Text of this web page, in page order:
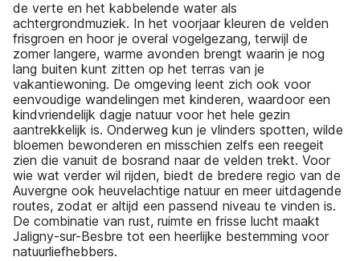
de verte en het kabbelende water als
achtergrondmuziek. In het voorjaar kleuren de velden
frisgroen en hoor je overal vogelgezang, terwijl de
zomer langere, warme avonden brengt waarin je nog
lang buiten kunt zitten op het terras van je
vakantiewoning. De omgeving leent zich ook voor
eenvoudige wandelingen met kinderen, waardoor een
kindvriendelijk dagje natuur voor het hele gezin
aantrekkelijk is. Onderweg kun je vlinders spotten, wilde
bloemen bewonderen en misschien zelfs een reegeit
zien die vanuit de bosrand naar de velden trekt. Voor
wie wat verder wil rijden, biedt de bredere regio van de
Auvergne ook heuvelachtige natuur en meer uitdagende
routes, zodat er altijd een passend niveau te vinden is.
De combinatie van rust, ruimte en frisse lucht maakt
Jaligny-sur-Besbre tot een heerlijke bestemming voor
natuurliefhebbers.